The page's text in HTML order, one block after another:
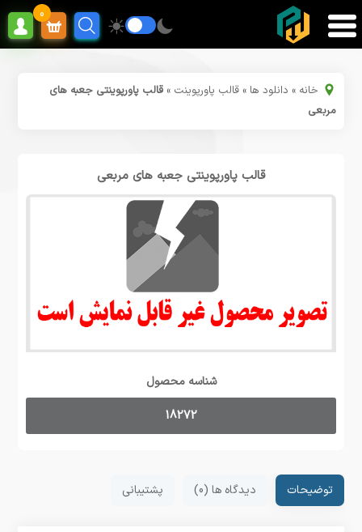
0
خانه » دانلود ها »قالب پاورپوینت »قالب پاورپوینتی جعبه های
مربعی
قالب پاورپوینتی جعبه های مربعی
شناسه محصول
18272
توضیحات دیدگاه ها (0) پشتیبانی